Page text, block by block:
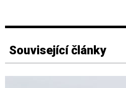
Související články